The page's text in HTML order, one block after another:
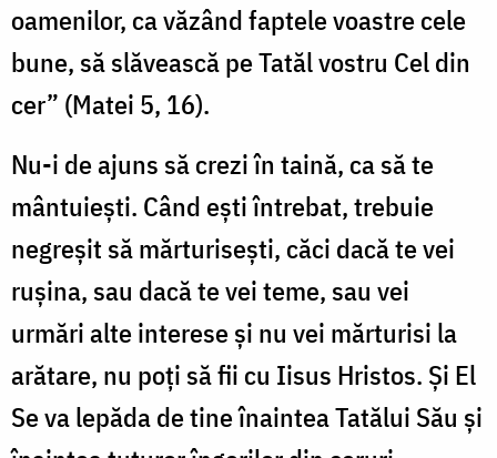
oamenilor, ca văzând faptele voastre cele
bune, să slăvească pe Tatăl vostru Cel din
cer” (Matei 5, 16).
Nu-i de ajuns să crezi în taină, ca să te
mântuieşti. Când eşti întrebat, trebuie
negreşit să mărturiseşti, căci dacă te vei
ruşina, sau dacă te vei teme, sau vei
urmări alte interese şi nu vei mărturisi la
arătare, nu poţi să fii cu Iisus Hristos. Şi El
Se va lepăda de tine înaintea Tatălui Său şi